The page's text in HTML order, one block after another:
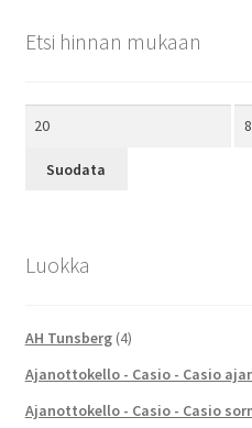
Etsi hinnan mukaan
Suodata
Luokka
AH Tunsberg (4)
Ajanottokello - Casio - Casio
Ajanottokello - Casio - Casio